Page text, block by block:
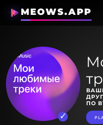
MEOWS.APP
ПО